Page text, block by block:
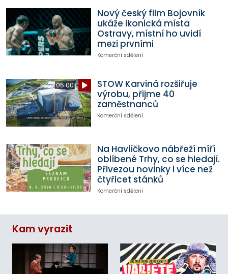
Nový český film Bojovník
ukáže ikonická místa
Ostravy, místní ho uvidí
mezi prvními
Komerční sdělení
05:00
STOW Karviná rozšiřuje
výrobu, přijme 40
zaměstnanců
Komerční sdělení
Na Havlíčkovo nábřeží míří
oblíbené Trhy, co se hledají.
Přivezou novinky i více než
čtyřicet stánků
Komerční sdělení
Kam vyrazit